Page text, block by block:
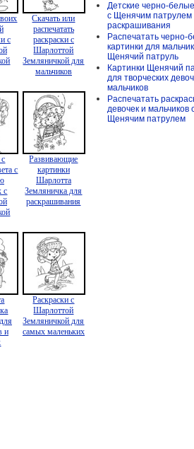
с
Скачать или
распечатать
раскраски с
Шарлоттой
Земляничкой для
мальчиков
с
с
Развивающие
картинки
Шарлотта
Земляничка для
раскрашивания
и
Раскраски с
Шарлоттой
Земляничкой для
самых маленьких
Детские черно-
с Щенячим патрулем
раскрашивания
Распечатать черно-
картинки для
Щенячий патруль
Картинки Щенячий
для творческих
мальчиков
Распечатать
девочек и мальчиков
Щенячим патрулем